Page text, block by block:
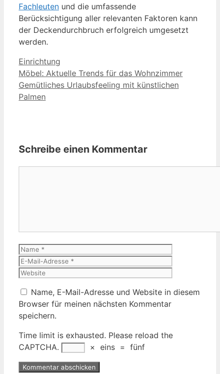
Fachleuten und die umfassende
Berücksichtigung aller relevanten Faktoren kann
der Deckendurchbruch erfolgreich umgesetzt
werden.
Kategorien
Einrichtung
Möbel: Aktuelle Trends für das Wohnzimmer
Gemütliches Urlaubsfeeling mit künstlichen
Palmen
Schreibe einen Kommentar
Name
Name, E-Mail-Adresse und Website in diesem
Browser für meinen nächsten Kommentar
speichern.
Time limit is exhausted. Please reload the
CAPTCHA.
× eins = fünf